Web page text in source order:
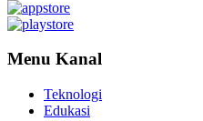
Menu Kanal
Teknologi
Edukasi